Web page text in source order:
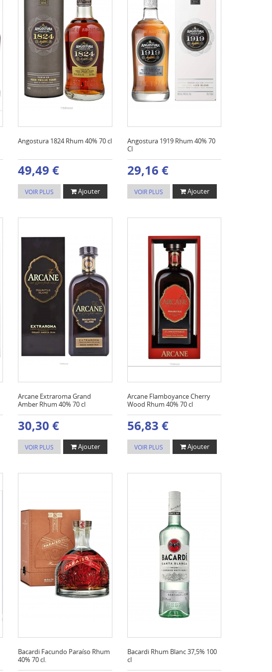
Angostura 1824 Rhum 40% 70 cl
49,49 €
VOIR PLUS Ajouter
Angostura 1919 Rhum 40% 70
Cl
29,16 €
VOIR PLUS Ajouter
Arcane Extraroma Grand
Amber Rhum 40% 70 cl
30,30 €
VOIR PLUS Ajouter
Arcane Flamboyance Cherry
Wood Rhum 40% 70 cl
56,83 €
VOIR PLUS Ajouter
Bacardi Facundo Paraíso Rhum
40% 70 cl.
Bacardi Rhum Blanc 37,5% 100
cl